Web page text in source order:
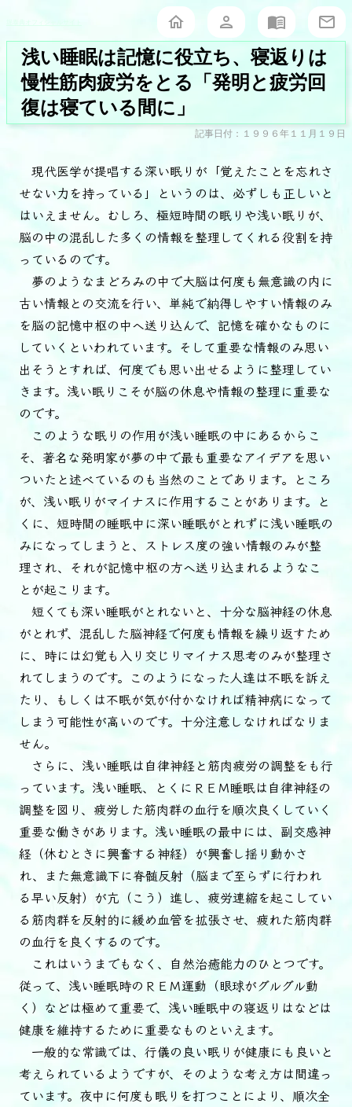
浅い睡眠は記憶に役立ち、寝返りは
慢性筋肉疲労をとる「発明と疲労回
復は寝ている間に」
記事日付：１９９６年１１月１９日
現代医学が提唱する深い眠りが「覚えたことを忘れさ
せない力を持っている」というのは、必ずしも正しいと
はいえません。むしろ、極短時間の眠りや浅い眠りが、
脳の中の混乱した多くの情報を整理してくれる役割を持
っているのです。
夢のようなまどろみの中で大脳は何度も無意識の内に
古い情報との交流を行い、単純で納得しやすい情報のみ
を脳の記憶中枢の中へ送り込んで、記憶を確かなものに
していくといわれています。そして重要な情報のみ思い
出そうとすれば、何度でも思い出せるように整理してい
きます。浅い眠りこそが脳の休息や情報の整理に重要な
のです。
このような眠りの作用が浅い睡眠の中にあるからこ
そ、著名な発明家が夢の中で最も重要なアイデアを思い
ついたと述べているのも当然のことであります。ところ
が、浅い眠りがマイナスに作用することがあります。と
くに、短時間の睡眠中に深い睡眠がとれずに浅い睡眠の
みになってしまうと、ストレス度の強い情報のみが整
理され、それが記憶中枢の方へ送り込まれるようなこ
とが起こります。
短くても深い睡眠がとれないと、十分な脳神経の休息
がとれず、混乱した脳神経で何度も情報を繰り返すため
に、時には幻覚も入り交じりマイナス思考のみが整理さ
れてしまうのです。このようになった人達は不眠を訴え
たり、もしくは不眠が気が付かなければ精神病になって
しまう可能性が高いのです。十分注意しなければなりま
せん。
さらに、浅い睡眠は自律神経と筋肉疲労の調整をも行
っています。浅い睡眠、とくにＲＥＭ睡眠は自律神経の
調整を図り、疲労した筋肉群の血行を順次良くしていく
重要な働きがあります。浅い睡眠の最中には、副交感神
経（休むときに興奮する神経）が興奮し揺り動かさ
れ、また無意識下に脊髄反射（脳まで至らずに行われ
る早い反射）が亢（こう）進し、疲労連縮を起こしてい
る筋肉群を反射的に緩め血管を拡張させ、疲れた筋肉群
の血行を良くするのです。
これはいうまでもなく、自然治癒能力のひとつです。
従って、浅い睡眠時のＲＥＭ運動（眼球がグルグル動
く）などは極めて重要で、浅い睡眠中の寝返りはなどは
健康を維持するために重要なものといえます。
一般的な常識では、行儀の良い眠りが健康にも良いと
考えられているようですが、そのような考え方は間違っ
ています。夜中に何度も眠りを打つことにより、順次全